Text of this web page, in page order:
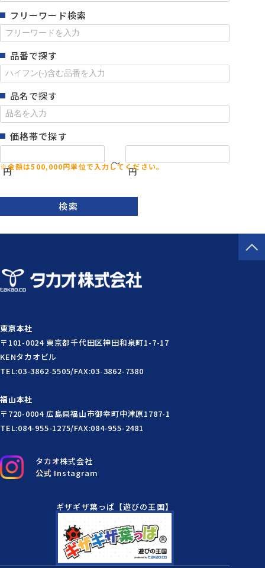
フリーワード検索
品番で探す
品名で探す
価格帯で探す
円
～
円
検索
タカオ株式会社
公式 Instagram
東京本社
〒101-0024 東京都千代田区神田和泉町1-7-17
KENタカオビル
TEL:03-3862-5505/FAX:03-3862-7380
福山本社
〒720-0004 広島県福山市御幸町中津原1787-1
TEL:084-955-1275/FAX:084-955-2481
ギザギザ葉っぱ【遊びの王国】